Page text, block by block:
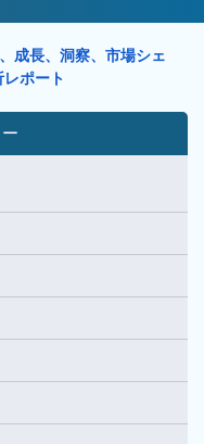
成長、洞察、市場シェ
レポート